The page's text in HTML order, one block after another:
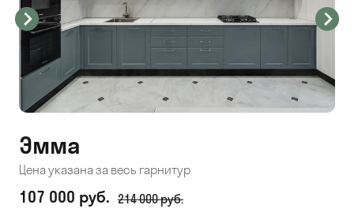
Эмма
Цена указана за весь гарнитур
107 000 руб. 214 000 руб.